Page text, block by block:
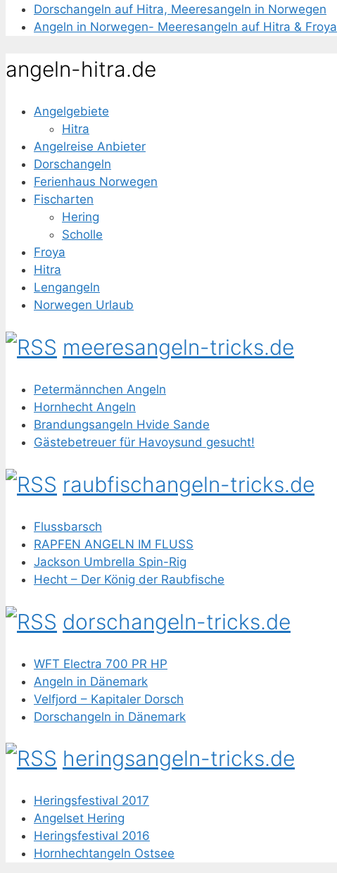
Dorschangeln auf Hitra, Meeresangeln in Norwegen
Angeln in Norwegen- Meeresangeln auf Hitra & Froya
angeln-hitra.de
Angelgebiete
Hitra
Angelreise Anbieter
Dorschangeln
Ferienhaus Norwegen
Fischarten
Hering
Scholle
Froya
Hitra
Lengangeln
Norwegen Urlaub
meeresangeln-tricks.de
Petermännchen Angeln
Hornhecht Angeln
Brandungsangeln Hvide Sande
Gästebetreuer für Havoysund gesucht!
raubfischangeln-tricks.de
Flussbarsch
RAPFEN ANGELN IM FLUSS
Jackson Umbrella Spin-Rig
Hecht – Der König der Raubfische
dorschangeln-tricks.de
WFT Electra 700 PR HP
Angeln in Dänemark
Velfjord – Kapitaler Dorsch
Dorschangeln in Dänemark
heringsangeln-tricks.de
Heringsfestival 2017
Angelset Hering
Heringsfestival 2016
Hornhechtangeln Ostsee